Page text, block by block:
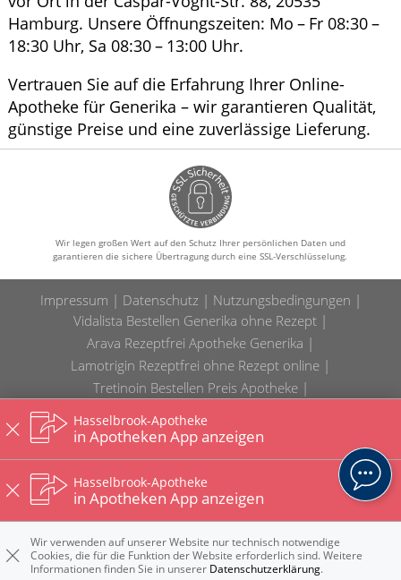
Hamburg. Unsere Öffnungszeiten: Mo – Fr 08:30 –
18:30 Uhr, Sa 08:30 – 13:00 Uhr.
Vertrauen Sie auf die Erfahrung Ihrer Online-
Apotheke für Generika – wir garantieren Qualität,
günstige Preise und eine zuverlässige Lieferung.
Wir legen großen Wert auf den Schutz Ihrer persönlichen Daten und
garantieren die sichere Übertragung durch eine SSL-Verschlüsselung.
Impressum Datenschutz
Nutzungsbedingungen
Vidalista Bestellen Generika ohne Rezept
Arava Rezeptfrei Apotheke Generika
Lamotrigin Rezeptfrei ohne Rezept online
Tretinoin Bestellen Preis Apotheke
Levofloxacin Bestellen Generika Apotheke
Zolmitriptan Rezeptfrei günstig Preis
Clenbuterol Bestellen Preis online
Diane-35 Kaufen Deutschland Generika
Cotrimoxazol Kaufen online günstig
Wellbutrin Kaufen online Preis
Ciprofloxacin Bestellen ohne Rezept Preis
Hasselbrook-Apotheke
in Apotheken App anzeigen
Hasselbrook-Apotheke
in Apotheken App anzeigen
Wir verwenden auf unserer Website nur technisch notwendige
Cookies, die für die Funktion der Website erforderlich sind. Weitere
Informationen finden Sie in unserer Datenschutzerklärung.